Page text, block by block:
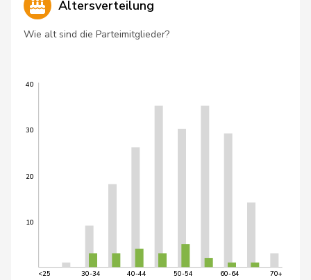
Altersverteilung
Wie alt sind die Parteimitglieder?
10
20
30
40
<25 30-34 40-44 50-54 60-64 70+